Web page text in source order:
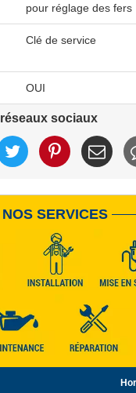
pour réglage des fers
Clé de service
OUI
sociaux
NOS SERVICES